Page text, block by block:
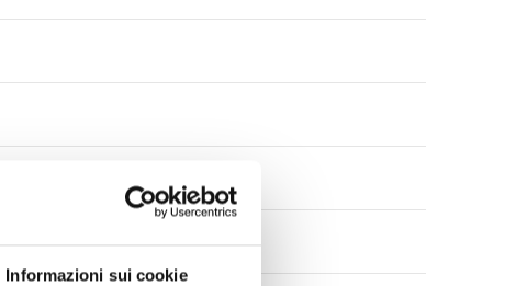
Informazioni sui cookie